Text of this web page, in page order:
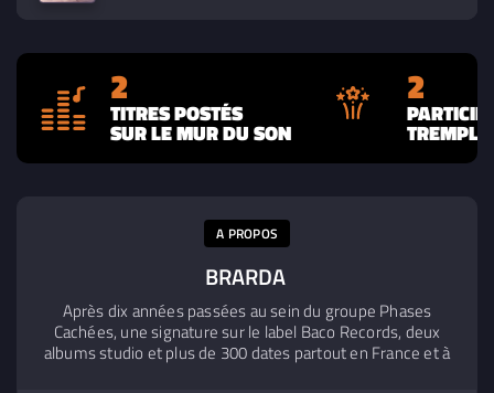
2
TITRES POSTÉS
SUR LE MUR DU SON
2
A PROPOS
BRARDA
Après dix années passées au sein du groupe Phases
Cachées, une signature sur le label Baco Records, deux
albums studio et plus de 300 dates partout en France et à